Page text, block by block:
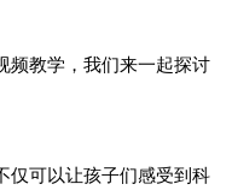
频教学，我们来一起探讨
仅可以让孩子们感受到科